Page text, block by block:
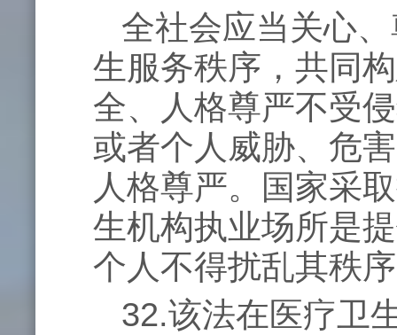
全社会应当关心
生服务秩序，共同
全、人格尊严不受
或者个人威胁、危
人格尊严。国家采
生机构执业场所是
个人不得扰乱其秩
32.该法在医疗卫